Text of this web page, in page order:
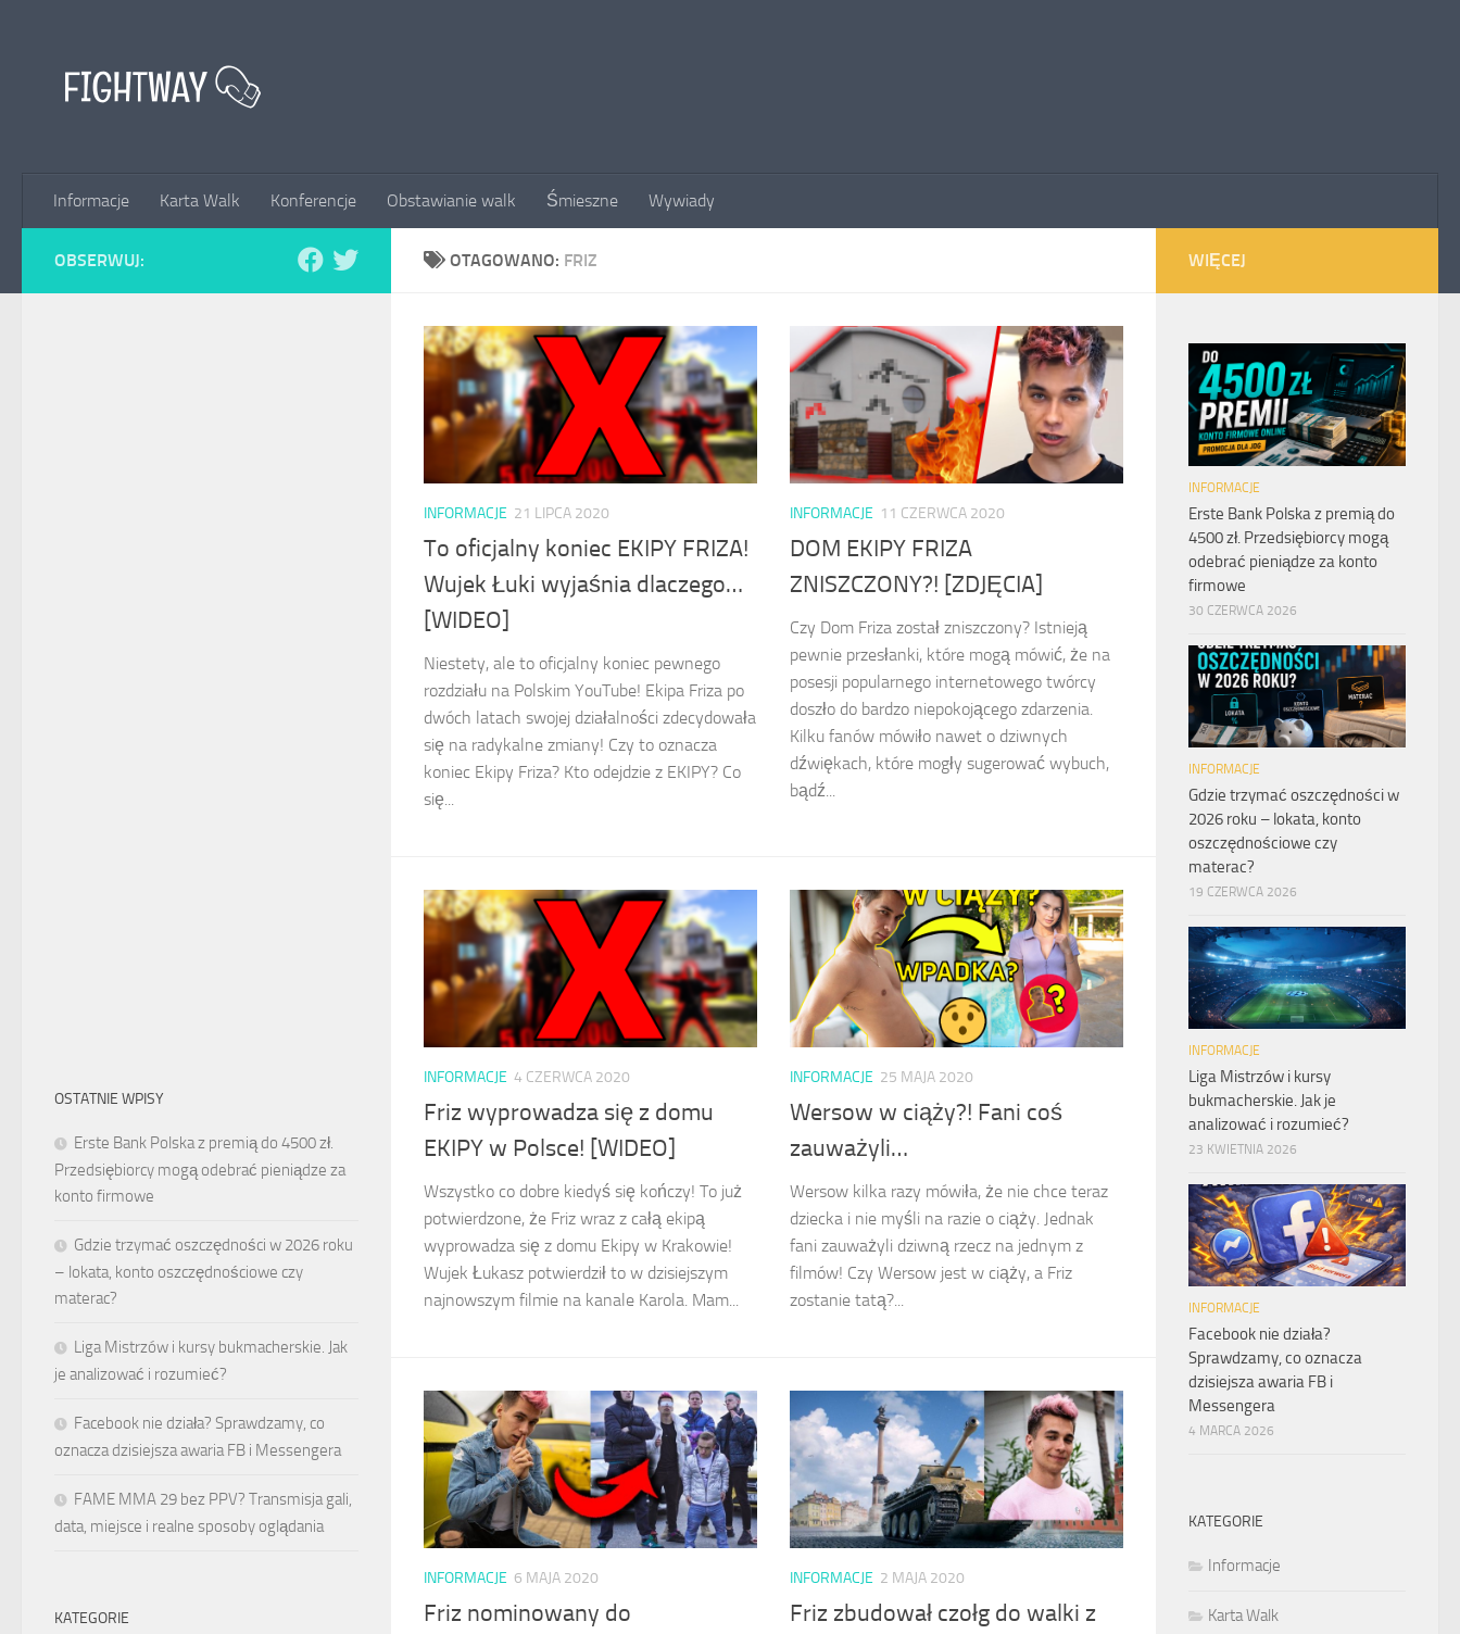
Informacje Karta Walk Konferencje Obstawianie walk Śmieszne Wywiady
OTAGOWANO: FRIZ
INFORMACJE 21 LIPCA 2020
To oficjalny koniec EKIPY FRIZA!
Wujek Łuki wyjaśnia dlaczego…
[WIDEO]
Niestety, ale to oficjalny koniec pewnego
rozdziału na Polskim YouTube! Ekipa Friza po
dwóch latach swojej działalności zdecydowała
się na radykalne zmiany! Czy to oznacza
koniec Ekipy Friza? Kto odejdzie z EKIPY? Co
się...
INFORMACJE 11 CZERWCA 2020
DOM EKIPY FRIZA
ZNISZCZONY?! [ZDJĘCIA]
Czy Dom Friza został zniszczony? Istnieją
pewnie przesłanki, które mogą mówić, że na
posesji popularnego internetowego twórcy
doszło do bardzo niepokojącego zdarzenia.
Kilku fanów mówiło nawet o dziwnych
dźwiękach, które mogły sugerować wybuch,
bądź...
INFORMACJE 4 CZERWCA 2020
Friz wyprowadza się z domu
EKIPY w Polsce! [WIDEO]
Wszystko co dobre kiedyś się kończy! To już
potwierdzone, że Friz wraz z całą ekipą
wyprowadza się z domu Ekipy w Krakowie!
Wujek Łukasz potwierdził to w dzisiejszym
najnowszym filmie na kanale Karola. Mam...
INFORMACJE 25 MAJA 2020
Wersow w ciąży?! Fani coś
zauważyli…
Wersow kilka razy mówiła, że nie chce teraz
dziecka i nie myśli na razie o ciąży. Jednak
fani zauważyli dziwną rzecz na jednym z
filmów! Czy Wersow jest w ciąży, a Friz
zostanie tatą?...
INFORMACJE 6 MAJA 2020
Friz nominowany do
INFORMACJE 2 MAJA 2020
Friz zbudował czołg do walki z
OBSERWUJ:
OSTATNIE WPISY
Erste Bank Polska z premią do 4500 zł.
Przedsiębiorcy mogą odebrać pieniądze za
konto firmowe
Gdzie trzymać oszczędności w 2026 roku
– lokata, konto oszczędnościowe czy
materac?
Liga Mistrzów i kursy bukmacherskie. Jak
je analizować i rozumieć?
Facebook nie działa? Sprawdzamy, co
oznacza dzisiejsza awaria FB i Messengera
FAME MMA 29 bez PPV? Transmisja gali,
data, miejsce i realne sposoby oglądania
KATEGORIE
WIĘCEJ
INFORMACJE
Erste Bank Polska z premią do
4500 zł. Przedsiębiorcy mogą
odebrać pieniądze za konto
firmowe
30 CZERWCA 2026
INFORMACJE
Gdzie trzymać oszczędności w
2026 roku – lokata, konto
oszczędnościowe czy
materac?
19 CZERWCA 2026
INFORMACJE
Liga Mistrzów i kursy
bukmacherskie. Jak je
analizować i rozumieć?
23 KWIETNIA 2026
INFORMACJE
Facebook nie działa?
Sprawdzamy, co oznacza
dzisiejsza awaria FB i
Messengera
4 MARCA 2026
KATEGORIE
Informacje
Karta Walk